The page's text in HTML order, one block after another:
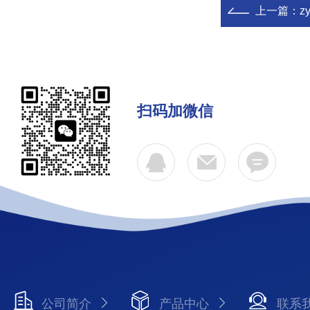
上一篇：
扫码加微信
公司简介 产品中心 联系